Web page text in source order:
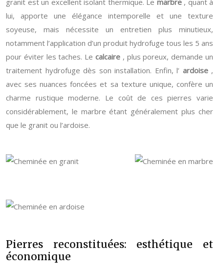
granit est un excellent isolant thermique. Le marbre , quant à
lui, apporte une élégance intemporelle et une texture
soyeuse, mais nécessite un entretien plus minutieux,
notamment l’application d’un produit hydrofuge tous les 5 ans
pour éviter les taches. Le calcaire , plus poreux, demande un
traitement hydrofuge dès son installation. Enfin, l’ ardoise ,
avec ses nuances foncées et sa texture unique, confère un
charme rustique moderne. Le coût de ces pierres varie
considérablement, le marbre étant généralement plus cher
que le granit ou l’ardoise.
Pierres reconstituées: esthétique et
économique